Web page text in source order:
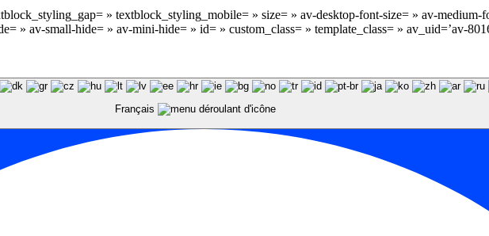
» textblock_styling_mobile= » size= » av-desktop-font-size= » av-
» av-small-hide= » av-mini-hide= » id= » custom_class= » template_class= » av_uid=’av-
Français